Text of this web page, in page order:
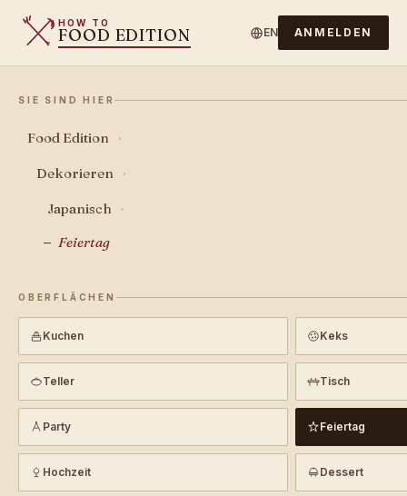
HOW TO
FOOD EDITION EN ANMELDEN
SIE SIND HIER
Food Edition ›
Dekorieren ›
Japanisch ›
Feiertag
OBERFLÄCHEN
Kuchen Keks
Teller Tisch
Party Feiertag
Hochzeit Dessert